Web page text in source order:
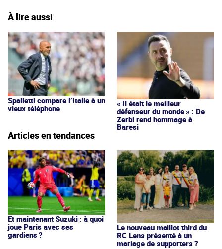
À lire aussi
Spalletti compare l’Italie à un
vieux téléphone
« Il était le meilleur
défenseur du monde » : De
Zerbi rend hommage à
Baresi
Articles en tendances
Et maintenant Suzuki : à quoi
joue Paris avec ses
gardiens ?
Le nouveau maillot third du
RC Lens présenté à un
mariage de supporters ?